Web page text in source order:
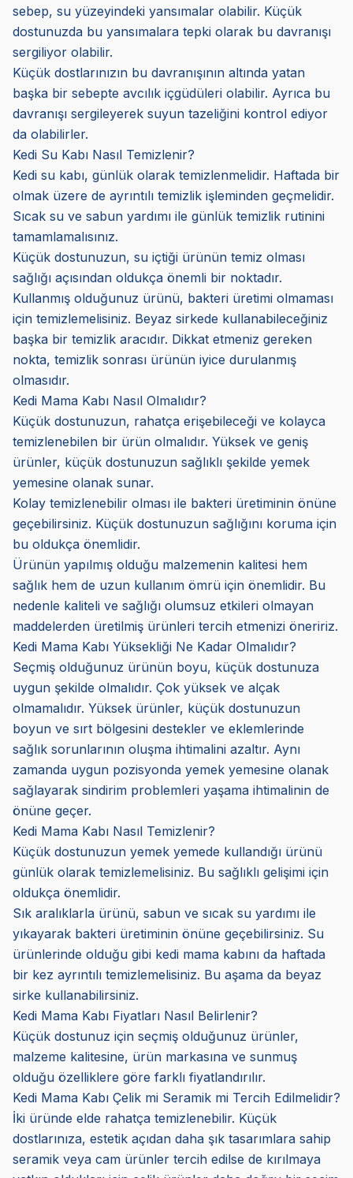
sebep, su yüzeyindeki yansımalar olabilir. Küçük
dostunuzda bu yansımalara tepki olarak bu davranışı
sergiliyor olabilir.
Küçük dostlarınızın bu davranışının altında yatan
başka bir sebepte avcılık içgüdüleri olabilir. Ayrıca bu
davranışı sergileyerek suyun tazeliğini kontrol ediyor
da olabilirler.
Kedi Su Kabı Nasıl Temizlenir?
Kedi su kabı, günlük olarak temizlenmelidir. Haftada bir
olmak üzere de ayrıntılı temizlik işleminden geçmelidir.
Sıcak su ve sabun yardımı ile günlük temizlik rutinini
tamamlamalısınız.
Küçük dostunuzun, su içtiği ürünün temiz olması
sağlığı açısından oldukça önemli bir noktadır.
Kullanmış olduğunuz ürünü, bakteri üretimi olmaması
için temizlemelisiniz. Beyaz sirkede kullanabileceğiniz
başka bir temizlik aracıdır. Dikkat etmeniz gereken
nokta, temizlik sonrası ürünün iyice durulanmış
olmasıdır.
Kedi Mama Kabı Nasıl Olmalıdır?
Küçük dostunuzun, rahatça erişebileceği ve kolayca
temizlenebilen bir ürün olmalıdır. Yüksek ve geniş
ürünler, küçük dostunuzun sağlıklı şekilde yemek
yemesine olanak sunar.
Kolay temizlenebilir olması ile bakteri üretiminin önüne
geçebilirsiniz. Küçük dostunuzun sağlığını koruma için
bu oldukça önemlidir.
Ürünün yapılmış olduğu malzemenin kalitesi hem
sağlık hem de uzun kullanım ömrü için önemlidir. Bu
nedenle kaliteli ve sağlığı olumsuz etkileri olmayan
maddelerden üretilmiş ürünleri tercih etmenizi öneririz.
Kedi Mama Kabı Yüksekliği Ne Kadar Olmalıdır?
Seçmiş olduğunuz ürünün boyu, küçük dostunuza
uygun şekilde olmalıdır. Çok yüksek ve alçak
olmamalıdır. Yüksek ürünler, küçük dostunuzun
boyun ve sırt bölgesini destekler ve eklemlerinde
sağlık sorunlarının oluşma ihtimalini azaltır. Aynı
zamanda uygun pozisyonda yemek yemesine olanak
sağlayarak sindirim problemleri yaşama ihtimalinin de
önüne geçer.
Kedi Mama Kabı Nasıl Temizlenir?
Küçük dostunuzun yemek yemede kullandığı ürünü
günlük olarak temizlemelisiniz. Bu sağlıklı gelişimi için
oldukça önemlidir.
Sık aralıklarla ürünü, sabun ve sıcak su yardımı ile
yıkayarak bakteri üretiminin önüne geçebilirsiniz. Su
ürünlerinde olduğu gibi kedi mama kabını da haftada
bir kez ayrıntılı temizlemelisiniz. Bu aşama da beyaz
sirke kullanabilirsiniz.
Kedi Mama Kabı Fiyatları Nasıl Belirlenir?
Küçük dostunuz için seçmiş olduğunuz ürünler,
malzeme kalitesine, ürün markasına ve sunmuş
olduğu özelliklere göre farklı fiyatlandırılır.
Kedi Mama Kabı Çelik mi Seramik mi Tercih Edilmelidir?
İki üründe elde rahatça temizlenebilir. Küçük
dostlarınıza, estetik açıdan daha şık tasarımlara sahip
seramik veya cam ürünler tercih edilse de kırılmaya